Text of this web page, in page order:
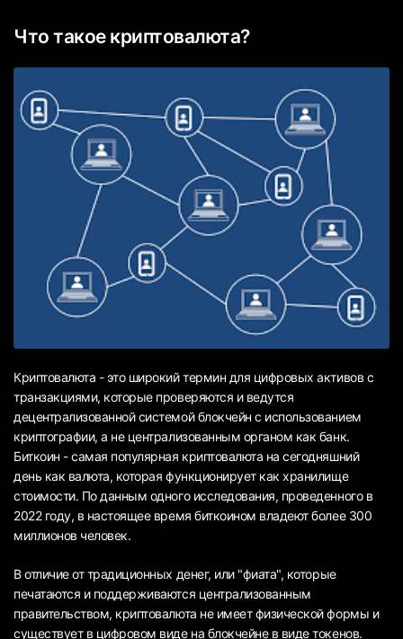
Что такое криптовалюта?
Криптовалюта - это широкий термин для цифровых активов с
транзакциями, которые проверяются и ведутся
децентрализованной системой блокчейн с использованием
криптографии, а не централизованным органом как банк.
Биткоин - самая популярная криптовалюта на сегодняшний
день как валюта, которая функционирует как хранилище
стоимости. По данным одного исследования, проведенного в
2022 году, в настоящее время биткоином владеют более 300
миллионов человек.
В отличие от традиционных денег, или "фиата", которые
печатаются и поддерживаются централизованным
правительством, криптовалюта не имеет физической формы и
существует в цифровом виде на блокчейне в виде токенов.